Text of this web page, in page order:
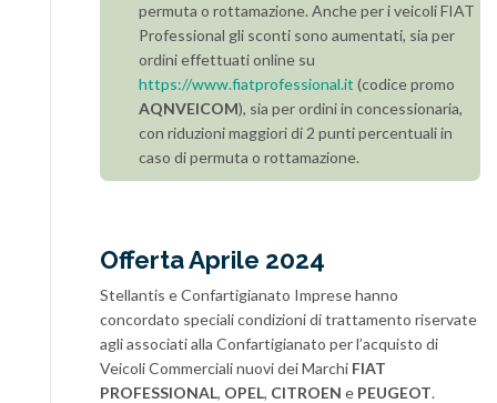
permuta o rottamazione. Anche per i veicoli FIAT
Professional gli sconti sono aumentati, sia per
ordini effettuati online su
https://www.fiatprofessional.it (codice promo
AQNVEICOM), sia per ordini in concessionaria,
con riduzioni maggiori di 2 punti percentuali in
caso di permuta o rottamazione.
Offerta Aprile 2024
Stellantis e Confartigianato Imprese hanno
concordato speciali condizioni di trattamento riservate
agli associati alla Confartigianato per l’acquisto di
Veicoli Commerciali nuovi dei Marchi FIAT
PROFESSIONAL, OPEL, CITROEN e PEUGEOT.